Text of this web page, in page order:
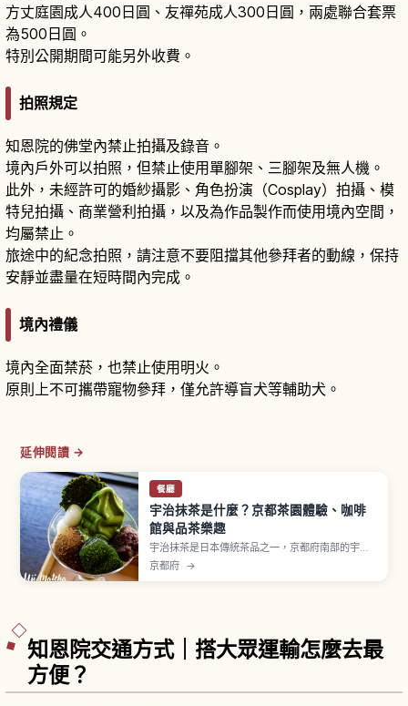
方丈庭園成人400日圓、友禪苑成人300日圓，兩處聯合套票
為500日圓。
特別公開期間可能另外收費。
拍照規定
知恩院的佛堂內禁止拍攝及錄音。
境內戶外可以拍照，但禁止使用單腳架、三腳架及無人機。
此外，未經許可的婚紗攝影、角色扮演（Cosplay）拍攝、模
特兒拍攝、商業營利拍攝，以及為作品製作而使用境內空間，
均屬禁止。
旅途中的紀念拍照，請注意不要阻擋其他參拜者的動線，保持
安靜並盡量在短時間內完成。
境內禮儀
境內全面禁菸，也禁止使用明火。
原則上不可攜帶寵物參拜，僅允許導盲犬等輔助犬。
延伸閱讀 →
餐廳
宇治抹茶是什麼？京都茶園體驗、咖啡
館與品茶樂趣
宇治抹茶是日本傳統茶品之一，京都府南部的宇治
地區與靜岡茶、狹山茶並列為日本三大茶之一。
京都府 →
知恩院交通方式｜搭大眾運輸怎麼去最
方便？